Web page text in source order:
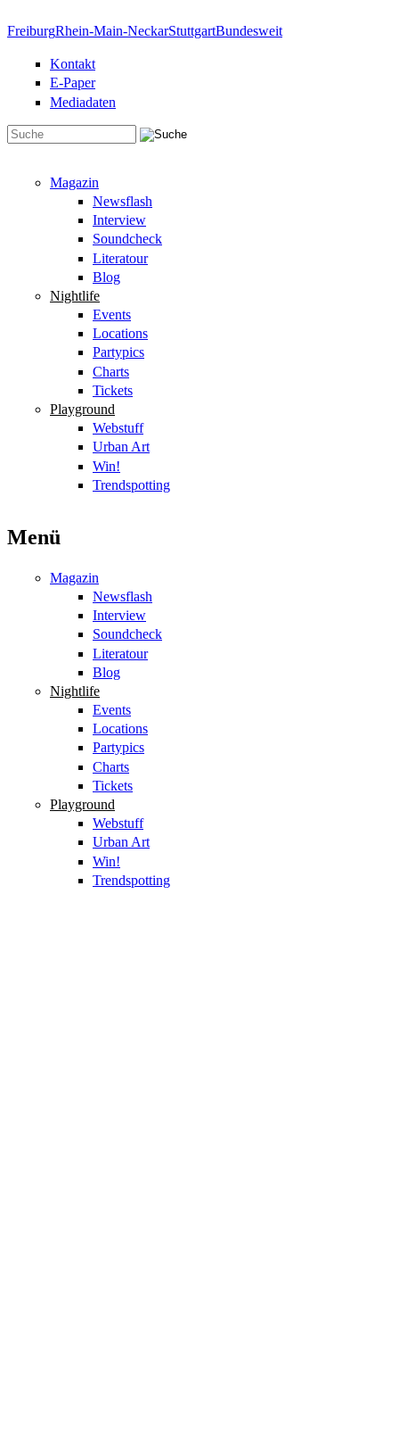
FreiburgRhein-Main-NeckarStuttgartBundesweit
Kontakt
E-Paper
Mediadaten
Magazin
Newsflash
Interview
Soundcheck
Literatour
Blog
Nightlife
Events
Locations
Partypics
Charts
Tickets
Playground
Webstuff
Urban Art
Win!
Trendspotting
Menü
Magazin
Newsflash
Interview
Soundcheck
Literatour
Blog
Nightlife
Events
Locations
Partypics
Charts
Tickets
Playground
Webstuff
Urban Art
Win!
Trendspotting